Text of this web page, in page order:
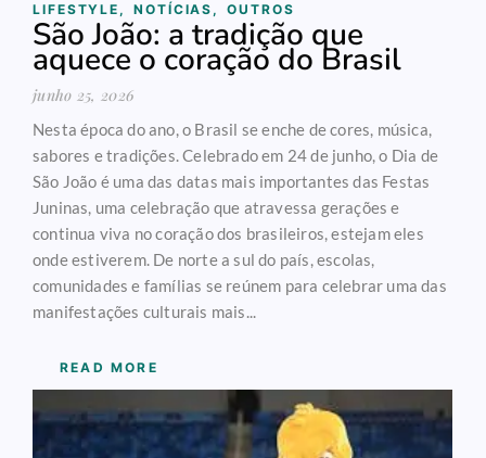
LIFESTYLE , NOTÍCIAS , OUTROS
São João: a tradição que
aquece o coração do Brasil
junho 25, 2026
Nesta época do ano, o Brasil se enche de cores, música,
sabores e tradições. Celebrado em 24 de junho, o Dia de
São João é uma das datas mais importantes das Festas
Juninas, uma celebração que atravessa gerações e
continua viva no coração dos brasileiros, estejam eles
onde estiverem. De norte a sul do país, escolas,
comunidades e famílias se reúnem para celebrar uma das
manifestações culturais mais...
READ MORE